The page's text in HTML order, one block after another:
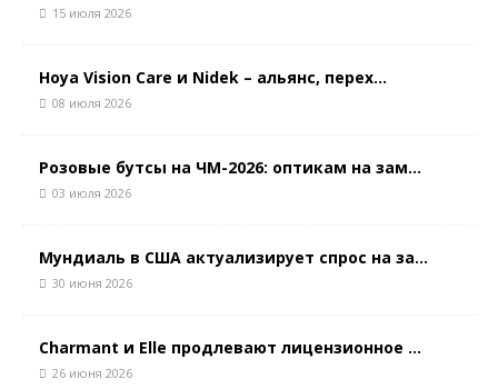
15 июля 2026
Hoya Vision Care и Nidek – альянс, перех...
08 июля 2026
Розовые бутсы на ЧМ-2026: оптикам на зам...
03 июля 2026
Мундиаль в США актуализирует спрос на за...
30 июня 2026
Charmant и Elle продлевают лицензионное ...
26 июня 2026